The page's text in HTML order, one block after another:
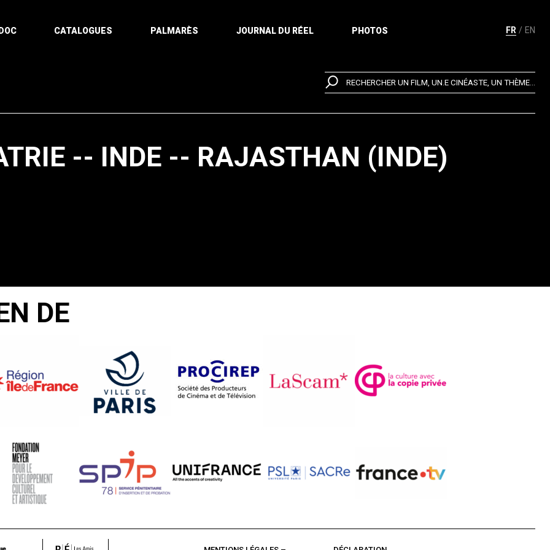
FR EN
CATALOGUES PALMARÈS JOURNAL DU RÉEL PHOTOS
RECHERCHER UN FILM, UN.E CINÉASTE, UN THÈME...
-- INDE -- RAJASTHAN (INDE)
DE